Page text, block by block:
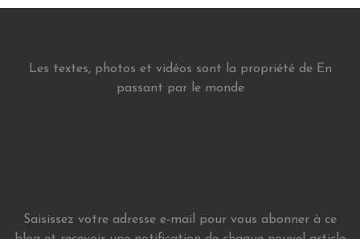
Les textes, photos et vidéos sont la propriété de En
passant par le monde
Saisissez votre adresse e-mail pour vous abonner à ce